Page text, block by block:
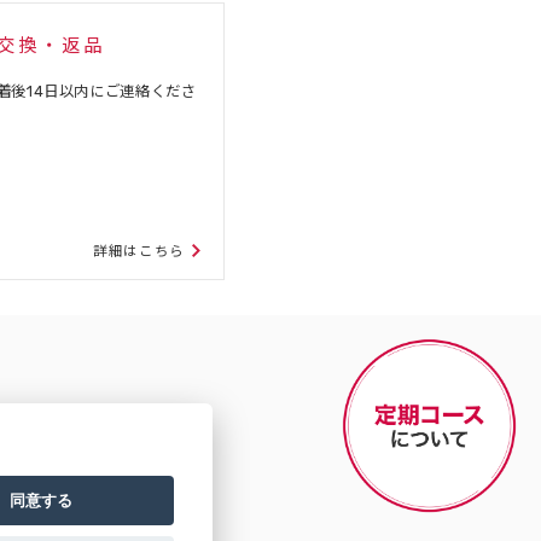
換・返品
後14日以内にご連絡くださ
詳細はこちら
同意する